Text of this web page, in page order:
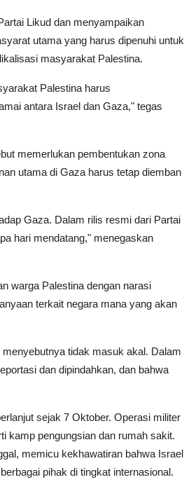
Likud dan menyampaikan
utama yang harus dipenuhi untuk
masyarakat Palestina.
Palestina harus
antara Israel dan Gaza," tegas
memerlukan pembentukan zona
utama di Gaza harus tetap diemban
Gaza. Dalam rilis resmi dari Partai
hari mendatang," menegaskan
warga Palestina dengan narasi
terkait negara mana yang akan
tidak masuk akal. Dalam
dan dipindahkan, dan bahwa
sejak 7 Oktober. Operasi militer
kamp pengungsian dan rumah sakit.
memicu kekhawatiran bahwa Israel
pihak di tingkat internasional.